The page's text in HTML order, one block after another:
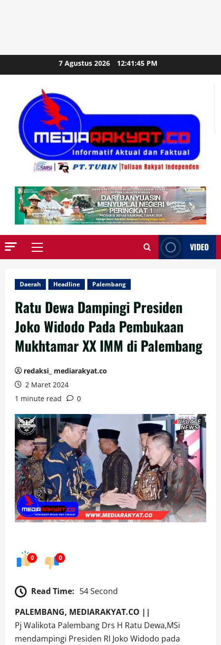
to
7 Agustus 2026 12:41:46 PM
Primary
VIDEO
Daerah Headline Palembang
Ratu Dewa Dampingi Presiden
Joko Widodo Pada Pembukaan
Mukhtamar XX IMM di Palembang
redaksi_ mediarakyat.co
2 Maret 2024
1 minute read
0
0 0
Read Time: 54 Second
PALEMBANG, MEDIARAKYAT.CO ||
Pj Walikota Palembang Drs H Ratu Dewa,MSi
mendampingi Presiden RI Joko Widodo pada